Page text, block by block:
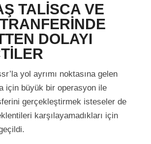
TALİSCA VE
DOLAYI
yol ayrımı noktasına gelen
için büyük bir operasyon ile
gerçekleştirmek isteseler de
karşılayamadıkları için